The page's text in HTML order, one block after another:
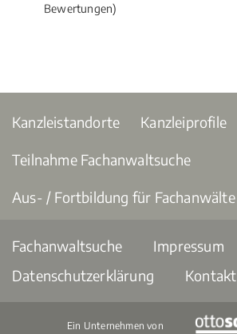
Bewertungen)
Kanzleistandorte Kanzleiprofile
Teilnahme Fachanwaltsuche
Aus- / Fortbildung für Fachanwälte
Fachanwaltsuche
Impressum
Datenschutzerklärung
Kontakt
Ein Unternehmen von